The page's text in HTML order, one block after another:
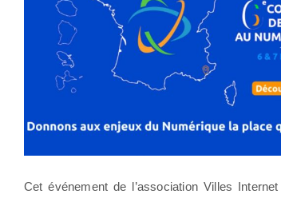
Cet événement de l’association Villes